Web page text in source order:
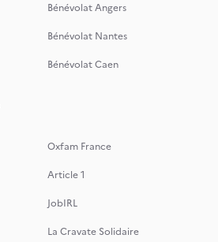
Bénévolat Angers
Bénévolat Nantes
Bénévolat Caen
Oxfam France
Article 1
JobIRL
La Cravate Solidaire